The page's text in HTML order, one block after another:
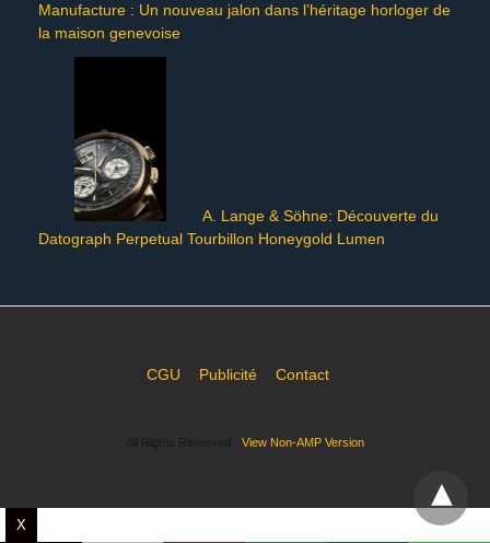
Manufacture : Un nouveau jalon dans l’héritage horloger de
la maison genevoise
A. Lange & Söhne: Découverte du
Datograph Perpetual Tourbillon Honeygold Lumen
CGU Publicité Contact
View Non-AMP Version
X